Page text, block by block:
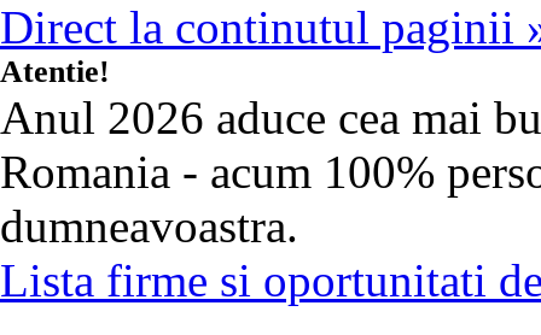
Direct la continutul paginii
Atentie!
Anul 2026 aduce cea mai
Romania - acum 100%
dumneavoastra.
Lista firme si oportunitati